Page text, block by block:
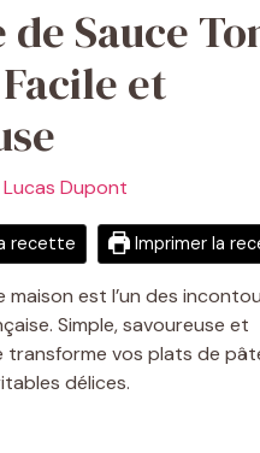
Sauce
et
Lucas Dupont
recette Imprimer la
est l’un des
Simple, savoureuse et
transforme vos plats de
délices.